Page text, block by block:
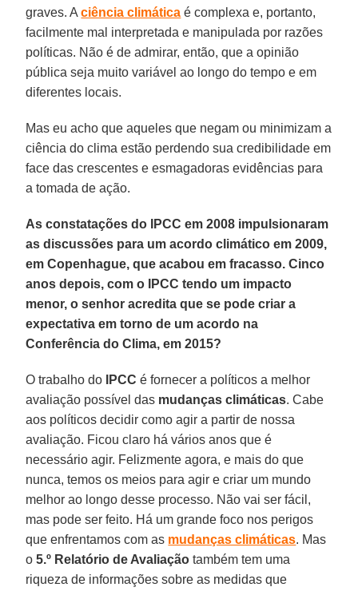
graves. Aciência climática é complexa e, portanto,
facilmente mal interpretada e manipulada por razões
políticas. Não é de admirar, então, que a opinião
pública seja muito variável ao longo do tempo e em
diferentes locais.
Mas eu acho que aqueles que negam ou minimizam a
ciência do clima estão perdendo sua credibilidade em
face das crescentes e esmagadoras evidências para
a tomada de ação.
As constatações do IPCC em 2008 impulsionaram
as discussões para um acordo climático em 2009,
em Copenhague, que acabou em fracasso. Cinco
anos depois, com o IPCC tendo um impacto
menor, o senhor acredita que se pode criar a
expectativa em torno de um acordo na
Conferência do Clima, em 2015?
O trabalho do IPCC é fornecer a políticos a melhor
avaliação possível das mudanças climáticas. Cabe
aos políticos decidir como agir a partir de nossa
avaliação. Ficou claro há vários anos que é
necessário agir. Felizmente agora, e mais do que
nunca, temos os meios para agir e criar um mundo
melhor ao longo desse processo. Não vai ser fácil,
mas pode ser feito. Há um grande foco nos perigos
que enfrentamos com as mudanças climáticas. Mas
o5.º Relatório de Avaliação também tem uma
riqueza de informações sobre as medidas que